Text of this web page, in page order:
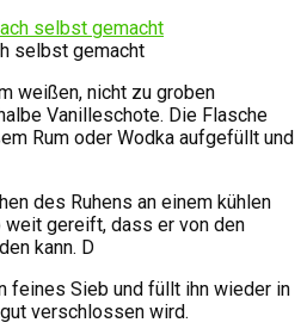
selbst gemacht
weißen, nicht zu groben
Vanilleschote. Die Flasche
Rum oder Wodka aufgefüllt und
des Ruhens an einem kühlen
gereift, dass er von den
kann. D
feines Sieb und füllt ihn wieder in
verschlossen wird.